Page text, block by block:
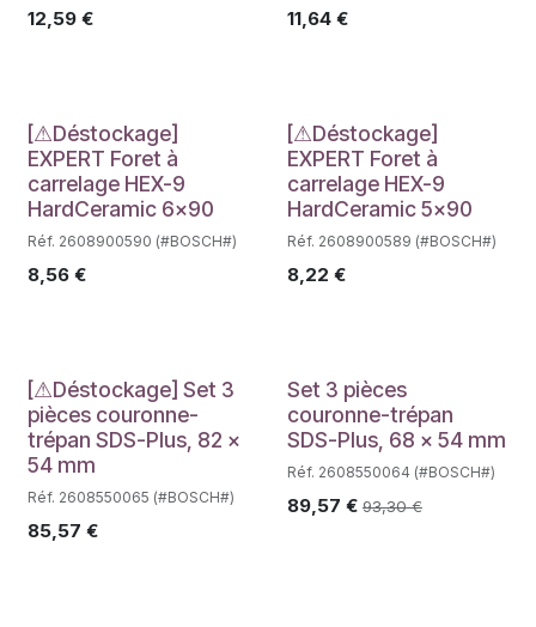
12,59 € 11,64€
Déstockage
[⚠Déstockage]
EXPERT Foret à
carrelage HEX-9
HardCeramic 6x90
Réf. 2608900590 (#BOSCH#)
8,56 €
Déstockage
[⚠Déstockage]
EXPERT Foret à
carrelage HEX-9
HardCeramic 5x90
Réf. 2608900589 (#BOSCH#)
8,22 €
Déstockage
[⚠Déstockage] Set 3
pièces couronne-
trépan SDS-Plus, 82 x
54 mm
Réf. 2608550065 (#BOSCH#)
85,57 €
Set 3 pièces
couronne-trépan
SDS-Plus, 68 x 54 mm
Réf. 2608550064 (#BOSCH#)
89,57 € 93,30€